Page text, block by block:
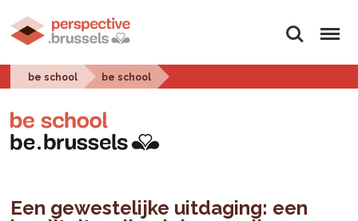
Zoeken Menu
be school be school
Een gewestelijke uitdaging: een